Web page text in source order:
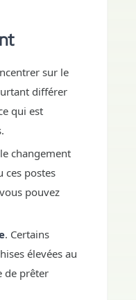
sur le
différer
qui est
changement
ces postes
pouvez
. Certains
élevées au
de prêter